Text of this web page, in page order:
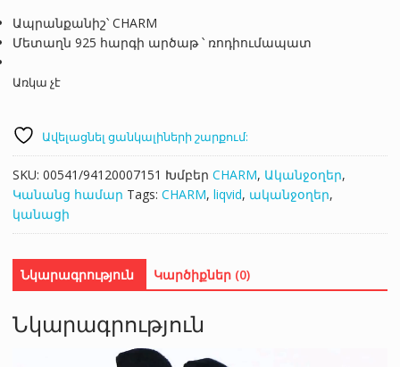
Ապրանքանիշ՝ CHARM
Մետաղն 925 հարգի արծաթ ՝ ռոդիումապատ
Առկա չէ
Ավելացնել ցանկալիների շարքում:
SKU: 00541/94120007151 Խմբեր CHARM, Ականջօղեր,
Կանանց համար Tags: CHARM, liqvid, ականջօղեր,
կանացի
Նկարագրություն Կարծիքներ (0)
Նկարագրություն